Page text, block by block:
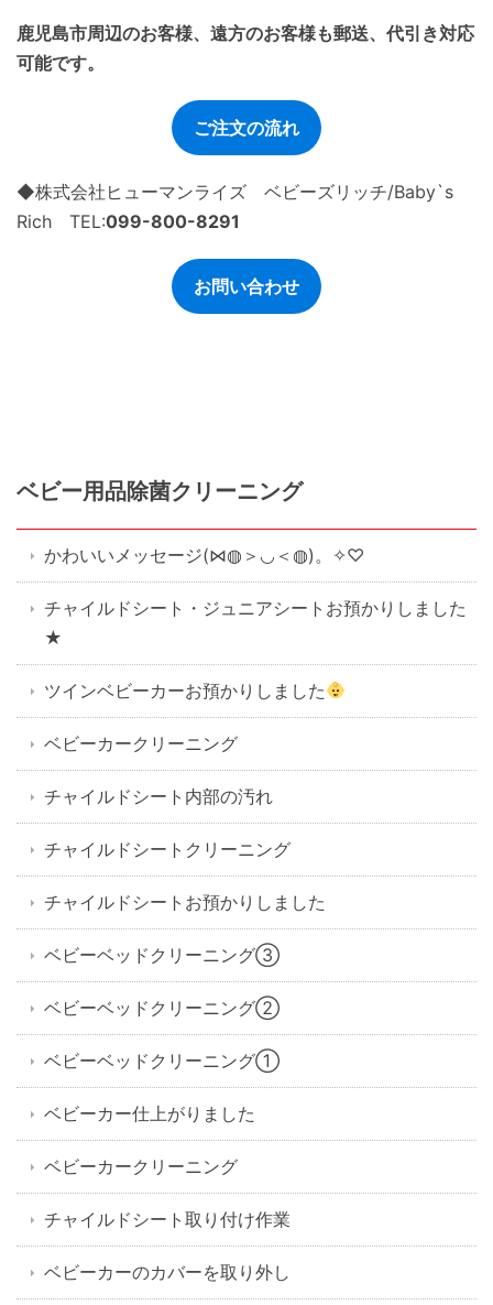
鹿児島市周辺のお客様、遠方のお客様も郵送、代引き対応
可能です。
ご注文の流れ
◆株式会社ヒューマンライズ ベビーズリッチ/Baby`s
Rich TEL:099-800-8291
お問い合わせ
ベビー用品除菌クリーニング
かわいいメッセージ(⋈◍＞◡＜◍)。✧♡
チャイルドシート・ジュニアシートお預かりしました
★
ツインベビーカーお預かりしました
ベビーカークリーニング
チャイルドシート内部の汚れ
チャイルドシートクリーニング
チャイルドシートお預かりしました
ベビーベッドクリーニング③
ベビーベッドクリーニング②
ベビーベッドクリーニング①
ベビーカー仕上がりました
ベビーカークリーニング
チャイルドシート取り付け作業
ベビーカーのカバーを取り外し